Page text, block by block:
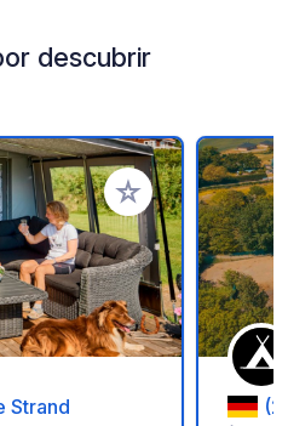
descubrir
Añadir a tus
Strand